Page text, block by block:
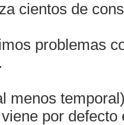
cientos de
problemas
menos
por defecto